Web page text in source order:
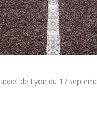
de Lyon du 17